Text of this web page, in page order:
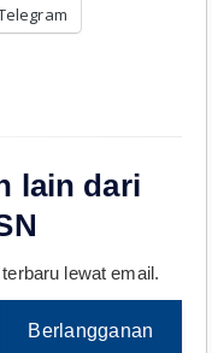
lain dari
lewat email.
Berlangganan